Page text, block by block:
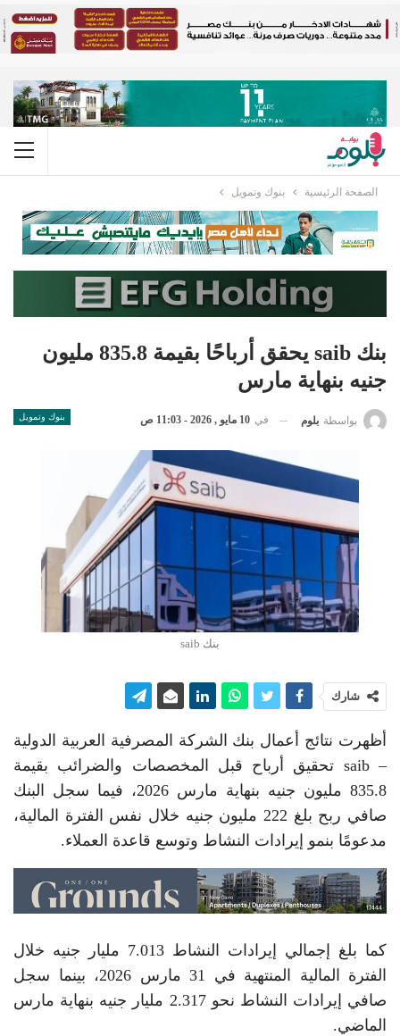
الصفحة الرئيسية بنوك وتمويل
بنك saib يحقق أرباحًا بقيمة 835.8 مليون
جنيه بنهاية مارس
بنوك وتمويل بواسطة بلوم في 10 مايو , 2026 - 11:03 ص
بنك saib
شارك
أظهرت نتائج أعمال بنك الشركة المصرفية العربية الدولية
– saib تحقيق أرباح قبل المخصصات والضرائب بقيمة
835.8 مليون جنيه بنهاية مارس 2026، فيما سجل البنك
صافي ربح بلغ 222 مليون جنيه خلال نفس الفترة المالية،
مدعومًا بنمو إيرادات النشاط وتوسع قاعدة العملاء.
كما بلغ إجمالي إيرادات النشاط 7.013 مليار جنيه خلال
الفترة المالية المنتهية في 31 مارس 2026، بينما سجل
صافي إيرادات النشاط نحو 2.317 مليار جنيه بنهاية مارس
الماضي.